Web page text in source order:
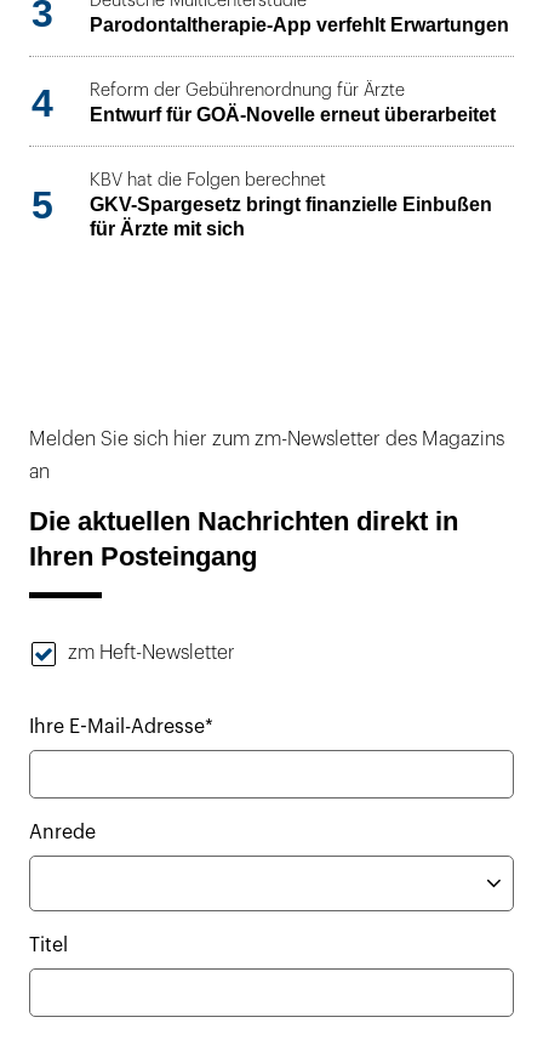
3 Parodontaltherapie-App verfehlt Erwartungen
4 Reform der Gebührenordnung für Ärzte
Entwurf für GOÄ-Novelle erneut überarbeitet
5
KBV hat die Folgen berechnet
GKV-Spargesetz bringt finanzielle Einbußen
für Ärzte mit sich
Melden Sie sich hier zum zm-Newsletter des Magazins
an
Die aktuellen Nachrichten direkt in
Ihren Posteingang
zm Heft-Newsletter
Ihre E-Mail-Adresse*
Anrede
Titel